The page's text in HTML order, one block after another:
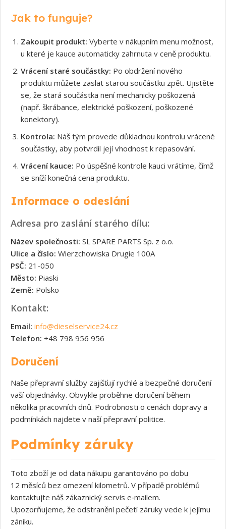
Jak to funguje?
Zakoupit produkt: Vyberte v nákupním menu možnost,
u které je kauce automaticky zahrnuta v ceně produktu.
Vrácení staré součástky: Po obdržení nového
produktu můžete zaslat starou součástku zpět. Ujistěte
se, že stará součástka není mechanicky poškozená
(např. škrábance, elektrické poškození, poškozené
konektory).
Kontrola: Náš tým provede důkladnou kontrolu vrácené
součástky, aby potvrdil její vhodnost k repasování.
Vrácení kauce: Po úspěšné kontrole kauci vrátíme, čímž
se sníží konečná cena produktu.
Informace o odeslání
Adresa pro zaslání starého dílu:
Název společnosti: SL SPARE PARTS Sp. z o.o.
Ulice a číslo: Wierzchowiska Drugie 100A
PSČ: 21-050
Město: Piaski
Země: Polsko
Kontakt:
Email: info@dieselservice24.cz
Telefon: +48 798 956 956
Doručení
Naše přepravní služby zajišťují rychlé a bezpečné doručení
vaší objednávky. Obvykle proběhne doručení během
několika pracovních dnů. Podrobnosti o cenách dopravy a
podmínkách najdete v naší přepravní politice.
Podmínky záruky
Toto zboží je od data nákupu garantováno po dobu
12 měsíců bez omezení kilometrů. V případě problémů
kontaktujte náš zákaznický servis e‑mailem.
Upozorňujeme, že odstranění pečetí záruky vede k jejímu
zániku.